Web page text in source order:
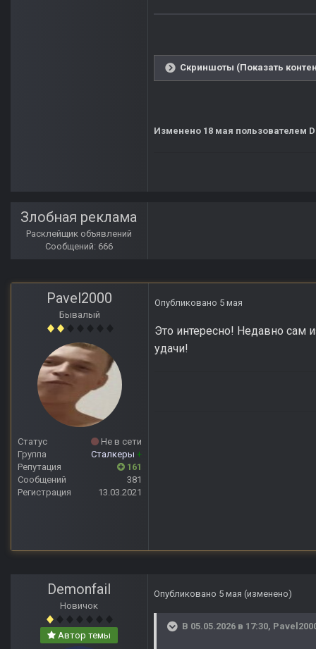
Скриншоты (Показать
Изменено 18 мая пользователем
Злобная реклама
Расклейщик объявлений
Сообщений: 666
Pavel2000
Бывалый
Статус
Не в сети
Группа
Сталкеры +
Репутация
161
Сообщений
381
Регистрация
13.03.2021
Опубликовано 5 мая
Это интересно! Недавно сам
удачи!
Demonfail
Новичок
Автор темы
Опубликовано 5 мая (изменено)
В 05.05.2026 в 17:30,